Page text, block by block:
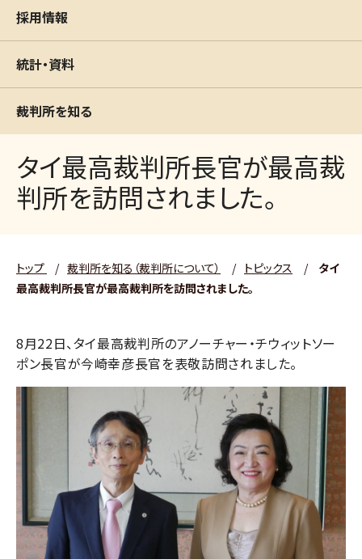
採用情報
統計・資料
裁判所を知る
タイ最高裁判所長官が最高裁
判所を訪問されました。
トップ / 裁判所を知る（裁判所について） / トピックス /
タイ
最高裁判所長官が最高裁判所を訪問されました。
8月22日、タイ最高裁判所のアノーチャー・チウィットソー
ポン長官が今崎幸彦長官を表敬訪問されました。